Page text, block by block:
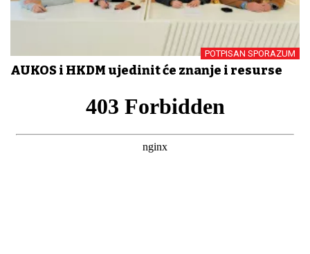
POTPISAN SPORAZUM
AUKOS i HKDM ujedinit će znanje i resurse